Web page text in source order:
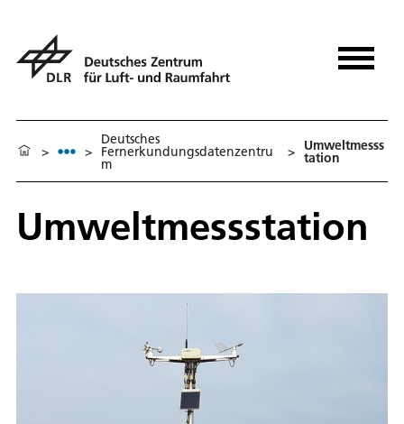
> >
Deutsches
Fernerkundungsdatenzentru
m
> Umweltmesss
tation
Umweltmessstation